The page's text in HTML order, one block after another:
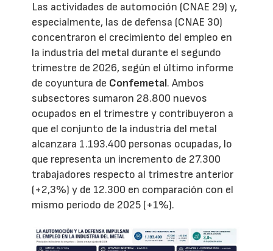
Las actividades de automoción (CNAE 29) y,
especialmente, las de defensa (CNAE 30)
concentraron el crecimiento del empleo en
la industria del metal durante el segundo
trimestre de 2026, según el último informe
de coyuntura de Confemetal. Ambos
subsectores sumaron 28.800 nuevos
ocupados en el trimestre y contribuyeron a
que el conjunto de la industria del metal
alcanzara 1.193.400 personas ocupadas, lo
que representa un incremento de 27.300
trabajadores respecto al trimestre anterior
(+2,3%) y de 12.300 en comparación con el
mismo periodo de 2025 (+1%).